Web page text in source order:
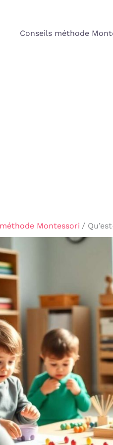
Conseils méthode
Montessori